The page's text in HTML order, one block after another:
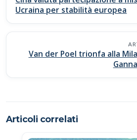
o
k
p
p
n
k
di
Ucraina per stabilità europea
Van der Poel trionfa alla
Articoli correlati